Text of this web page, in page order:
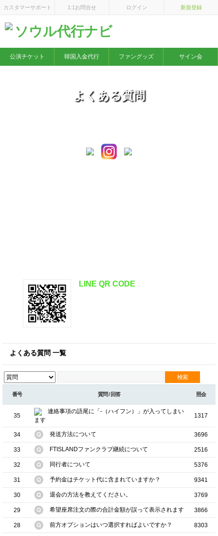
カスタマーサポート 1:1お問合せ ログイン 新規登録
ソウル代行ナビ
×
公演チケット 韓国入金代行 ファングッズ サイン会
よくある質問
LINE QR CODE
よくある質問 一覧
番号 質問 / 回答 照会
35
連絡事項の語尾に「-（ハイフン）」が入ってしまい
ます
1317
34 発送方法について 3696
33 FTISLANDファンクラブ継続について 2516
32 同行者について 5376
31 予約金はチケット代に含まれていますか？ 9341
30 退会の方法を教えてください。 3769
29 希望座席注文の際の合計金額が誤って表示されます 3866
28 前方オプションはいつ選択すればよいですか？ 8303